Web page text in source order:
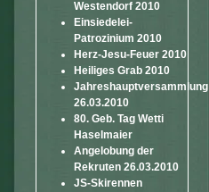
Westendorf 2010
Einsiedelei-
Patrozinium 2010
Herz-Jesu-Feuer 2010
Heiliges Grab 2010
Jahreshauptversammlung
26.03.2010
80. Geb. Tag Wetti
Haselmaier
Angelobung der
Rekruten 26.03.2010
JS-Skirennen